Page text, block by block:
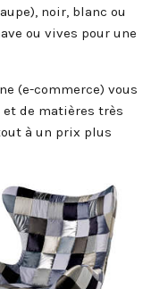
noir, blanc ou
ou vives pour une
(e-commerce) vous
et de matières très
à un prix plus